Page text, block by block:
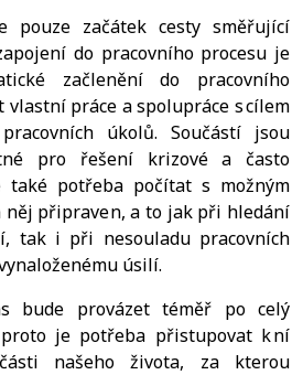
pouze začátek cesty směřující
do pracovního procesu je
začlenění do pracovního
práce a spolupráce s cílem
úkolů. Součástí jsou
pro řešení krizové a často
také potřeba počítat s možným
něj připraven, a to jak při hledání
tak i při nesouladu pracovních
úsilí.
bude provázet téměř po celý
je potřeba přistupovat k ní
našeho života, za kterou